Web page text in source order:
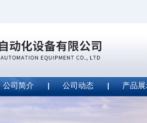
公司简介 公司动态 产品